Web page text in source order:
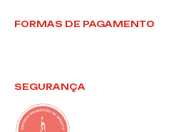
FORMAS DE PAGAMENTO
SEGURANÇA